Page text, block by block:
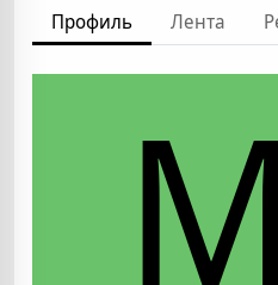
Профиль Лента